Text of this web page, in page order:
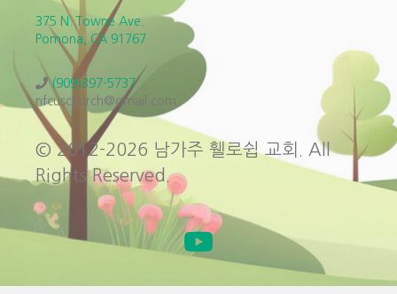
375 N. Towne Ave.
Pomona, CA 91767
(909)397-5737
nfcuschurch@gmail.com
© 2012-2026 남가주 휄로쉽 교회. All
Rights Reserved.